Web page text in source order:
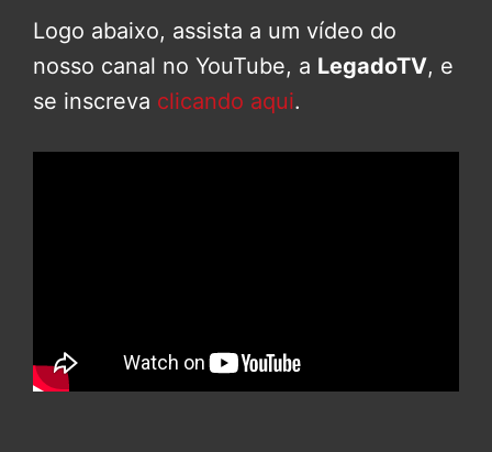
Logo abaixo, assista a um vídeo do
nosso canal no YouTube, a LegadoTV, e
se inscreva clicando aqui.